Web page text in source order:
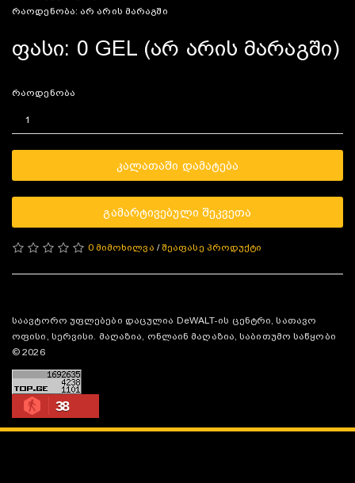
რაოდენობა: არ არის მარაგში
ფასი: 0 GEL (არ არის მარაგში)
რაოდენობა
ᲙᲐᲚᲐᲗᲐᲨᲘ ᲓᲐᲛᲐᲢᲔᲑᲐ
ᲒᲐᲛᲐᲠᲢᲘᲕᲔᲑᲣᲚᲘ ᲨᲔᲙᲕᲔᲗᲐ
0 მიმოხილვა / შეაფასე პროდუქტი
საავტორო უფლებები დაცულია DeWALT-ის ცენტრი, სათავო
ოფისი, სერვისი. მაღაზია, ონლაინ მაღაზია, საბითუმო საწყობი
© 2026
38